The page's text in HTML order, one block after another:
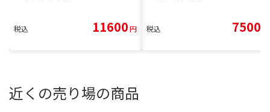
税込 11600円 税込 7500
近くの売り場の商品